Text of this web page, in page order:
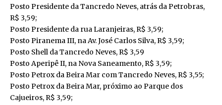
Posto Presidente da Tancredo Neves, atrás da Petrobras,
R$ 3,59;
Posto Presidente da rua Laranjeiras, R$ 3,59;
Posto Piranema III, na Av. José Carlos Silva, R$ 3,59;
Posto Shell da Tancredo Neves, R$ 3,59
Posto Aperipê II, na Nova Saneamento, R$ 3,59;
Posto Petrox da Beira Mar com Tancredo Neves, R$ 3,55;
Posto Petrox da Beira Mar, próximo ao Parque dos
Cajueiros, R$ 3,59;